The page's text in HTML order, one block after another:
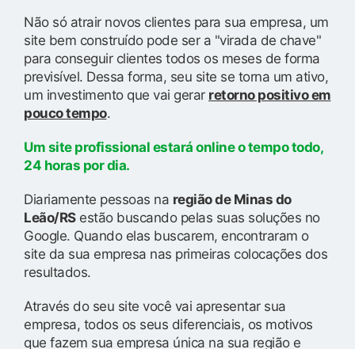
Não só atrair novos clientes para sua empresa, um
site bem construído pode ser a "virada de chave"
para conseguir clientes todos os meses de forma
previsível. Dessa forma, seu site se torna um ativo,
um investimento que vai gerar retorno positivo em
pouco tempo.
Um site profissional estará online o tempo todo,
24 horas por dia.
Diariamente pessoas na região de Minas do
Leão/RSestão buscando pelas suas soluções no
Google. Quando elas buscarem, encontraram o
site da sua empresa nas primeiras colocações dos
resultados.
Através do seu site você vai apresentar sua
empresa, todos os seus diferenciais, os motivos
que fazem sua empresa única na sua região e